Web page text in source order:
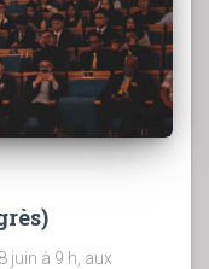
juin à 9 h, aux